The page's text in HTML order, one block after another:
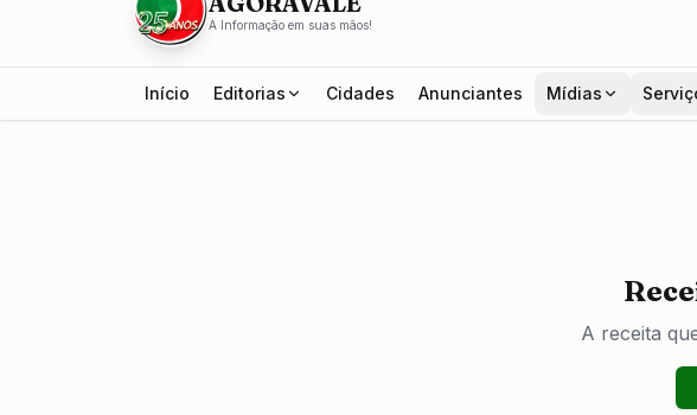
A Informação em suas mãos!
Início Editorias Cidades Anunciantes Mídias
A receita